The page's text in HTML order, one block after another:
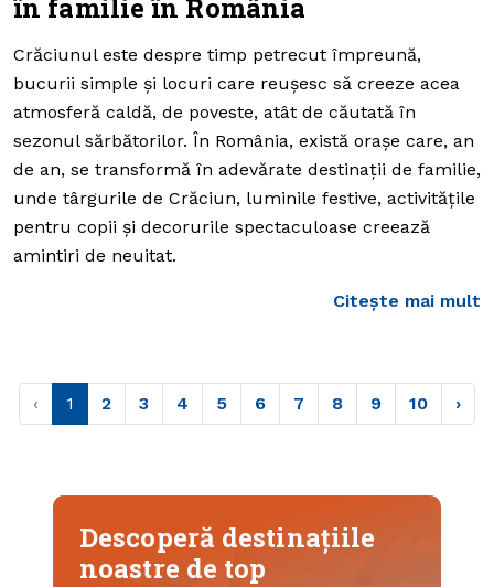
în familie în România
Crăciunul este despre timp petrecut împreună,
bucurii simple și locuri care reușesc să creeze acea
atmosferă caldă, de poveste, atât de căutată în
sezonul sărbătorilor. În România, există orașe care, an
de an, se transformă în adevărate destinații de familie,
unde târgurile de Crăciun, luminile festive, activitățile
pentru copii și decorurile spectaculoase creează
amintiri de neuitat.
Citește mai mult
‹ 1 2 3 4 5 6 7 8 9 10 ›
Descoperă destinațiile
noastre de top